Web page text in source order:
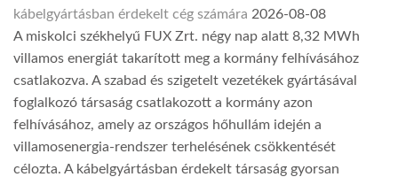
kábelgyártásban érdekelt cég számára 2026-08-08
A miskolci székhelyű FUX Zrt. négy nap alatt 8,32 MWh
villamos energiát takarított meg a kormány felhívásához
csatlakozva. A szabad és szigetelt vezetékek gyártásával
foglalkozó társaság csatlakozott a kormány azon
felhívásához, amely az országos hőhullám idején a
villamosenergia-rendszer terhelésének csökkentését
célozta. A kábelgyártásban érdekelt társaság gyorsan